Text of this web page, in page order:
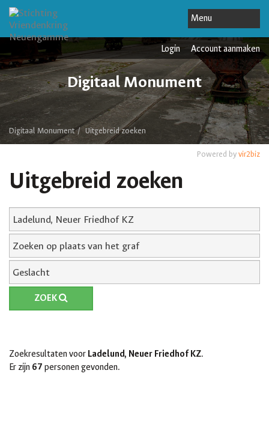
Login Account aanmaken
Digitaal Monument
Digitaal Monument Uitgebreid zoeken
Uitgebreid zoeken
Powered byvir2biz
ZOEK
Zoekresultaten voor Ladelund, Neuer Friedhof KZ.
Er zijn 67 personen gevonden.